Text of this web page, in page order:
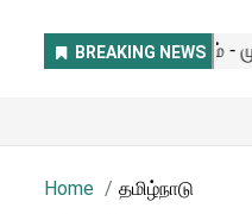
Home தமிழ்நாடு